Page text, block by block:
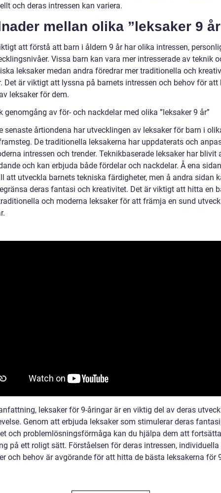
och deras intressen kan variera.
mellan olika ”leksaker 9
att förstå att barn i åldern 9 år har olika intressen,
Vissa barn kan vara mer intresserade av teknik
leksaker medan andra föredrar mer traditionella och
Det är viktigt att lyssna på barnets intressen och behov för att
leksaker för dem.
genomgång av för- och nackdelar med olika ”leksaker 9 år”
senaste årtiondena har utvecklingen av leksaker för barn i
De traditionella leksakerna har uppdaterats och
intressen och trender. Teknikbaserade leksaker har blivit
och kan erbjuda både fördelar och nackdelar. Å ena
att utveckla barnets tekniska färdigheter, men å andra sidan
deras fantasi och kreativitet. Det är viktigt att hitta en
och moderna leksaker för att främja en sund
leksaker för 9-åringar är en viktig del av deras
Genom att erbjuda leksaker som stimulerar deras
och problemlösningsförmåga kan du hjälpa dem att
på ett roligt sätt. Förståelsen för deras intressen, individuella
och behov är avgörande för att hitta de bästa leksakerna för